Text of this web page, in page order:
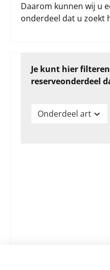
Daarom kunnen wij u
onderdeel dat u zoekt
Je kunt hier
reserveonderdeel
Onderdeel art